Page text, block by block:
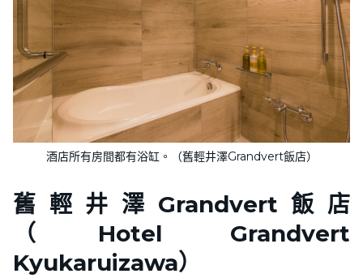
酒店所有房間都有浴缸。（舊輕井澤Grandvert飯店）
舊輕井澤Grandvert飯店
（Hotel Grandvert
Kyukaruizawa）